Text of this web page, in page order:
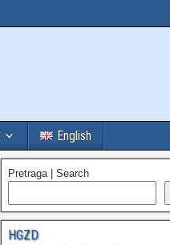
English
Pretraga | Search
HGZD